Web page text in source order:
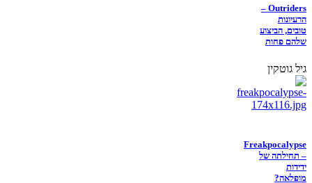
Outriders –
הרעיונות
טובים, הביצוע
שלהם פחות
גיל גוטקין
Freakpocalypse
– תחילתה של
ידידות
מופלאה?